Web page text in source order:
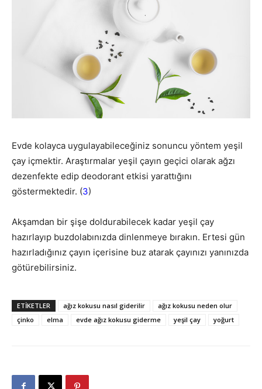
Evde kolayca uygulayabileceğiniz sonuncu yöntem yeşil
çay içmektir. Araştırmalar yeşil çayın geçici olarak ağzı
dezenfekte edip deodorant etkisi yarattığını
göstermektedir. (3)
Akşamdan bir şişe doldurabilecek kadar yeşil çay
hazırlayıp buzdolabınızda dinlenmeye bırakın. Ertesi gün
hazırladığınız çayın içerisine buz atarak çayınızı yanınızda
götürebilirsiniz.
ETIKETLER ağız kokusu nasıl giderilir
ağız kokusu neden olur
çinko
elma evde ağız kokusu giderme yeşil çay yoğurt